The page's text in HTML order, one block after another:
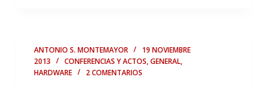
ANTONIO S. MONTEMAYOR
19 NOVIEMBRE
2013
CONFERENCIAS Y ACTOS,GENERAL,
HARDWARE
2 COMENTARIOS